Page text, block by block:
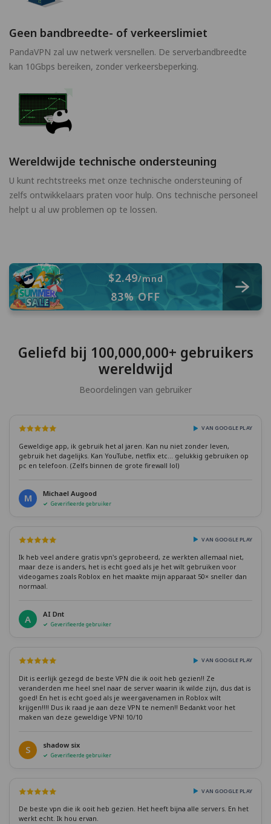
Geen bandbreedte- of verkeerslimiet
PandaVPN zal uw netwerk versnellen. De serverbandbreedte
kan 10Gbps bereiken, zonder verkeersbeperking.
Wereldwijde technische ondersteuning
U kunt rechtstreeks met onze technische ondersteuning of
zelfs ontwikkelaars praten voor hulp. Ons technische personeel
helpt u al uw problemen op te lossen.
$2.49/mnd
83% OFF
Geliefd bij 100,000,000+ gebruikers
wereldwijd
Beoordelingen van gebruiker
VAN GOOGLE PLAY
Geweldige app, ik gebruik het al jaren. Kan nu niet zonder leven,
gebruik het dagelijks. Kan YouTube, netflix etc... gelukkig gebruiken op
pc en telefoon. (Zelfs binnen de grote firewall lol)
M Michael Augood
Geverifieerde gebruiker
VAN GOOGLE PLAY
Ik heb veel andere gratis vpn's geprobeerd, ze werkten allemaal niet,
maar deze is anders, het is echt goed als je het wilt gebruiken voor
videogames zoals Roblox en het maakte mijn apparaat 50× sneller dan
normaal.
A AI Dnt
Geverifieerde gebruiker
VAN GOOGLE PLAY
Dit is eerlijk gezegd de beste VPN die ik ooit heb gezien!! Ze
veranderden me heel snel naar de server waarin ik wilde zijn, dus dat is
goed! En het is echt goed als je weergavenamen in Roblox wilt
krijgen!!!! Dus ik raad je aan deze VPN te nemen!! Bedankt voor het
maken van deze geweldige VPN! 10/10
S shadow six
Geverifieerde gebruiker
VAN GOOGLE PLAY
De beste vpn die ik ooit heb gezien. Het heeft bijna alle servers. En het
werkt echt. Ik hou ervan.